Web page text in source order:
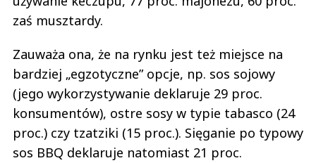
zaś musztardy.
Zauważa ona, że na rynku jest też miejsce na
bardziej „egzotyczne” opcje, np. sos sojowy
(jego wykorzystywanie deklaruje 29 proc.
konsumentów), ostre sosy w typie tabasco (24
proc.) czy tzatziki (15 proc.). Sięganie po typowy
sos BBQ deklaruje natomiast 21 proc.